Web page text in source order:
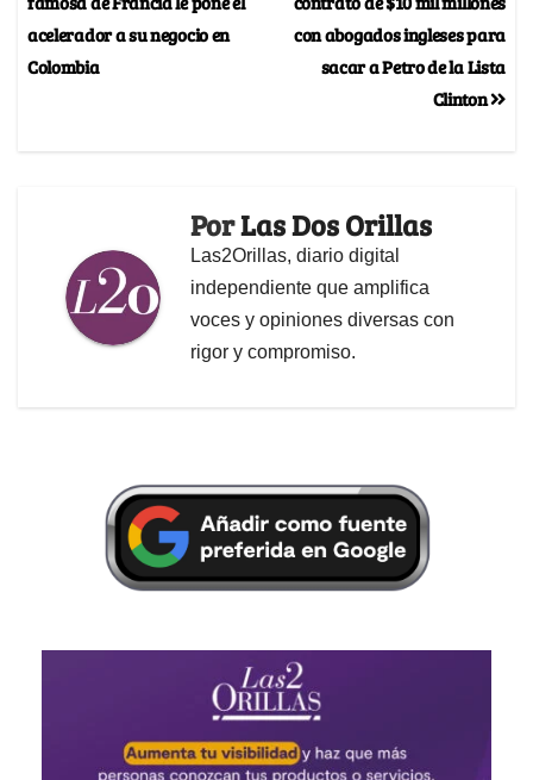
con abogados ingleses para
sacar a Petro de la Lista
Clinton
acelerador a su negocio en
Colombia
PorLas Dos Orillas
Las2Orillas, diario digital
independiente que amplifica
voces y opiniones diversas con
rigor y compromiso.